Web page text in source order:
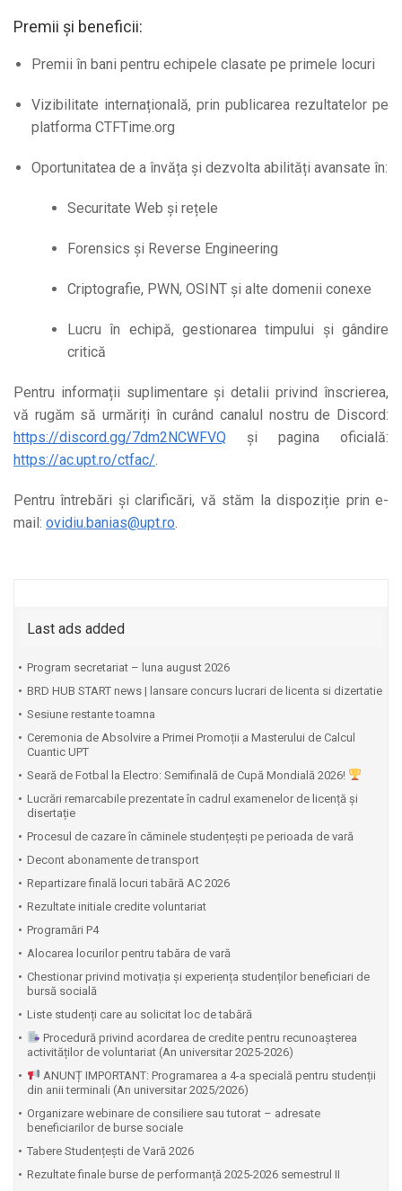
Premii și beneficii:
Premii în bani pentru echipele clasate pe primele locuri
Vizibilitate internațională, prin publicarea rezultatelor pe
platforma CTFTime.org
Oportunitatea de a învăța și dezvolta abilități avansate în:
Securitate Web și rețele
Forensics și Reverse Engineering
Criptografie, PWN, OSINT și alte domenii conexe
Lucru în echipă, gestionarea timpului și gândire
critică
Pentru informații suplimentare și detalii privind înscrierea,
vă rugăm să urmăriți în curând canalul nostru de Discord:
https://discord.gg/7dm2NCWFVQ și pagina oficială:
https://ac.upt.ro/ctfac/
Pentru întrebări și clarificări, vă stăm la dispoziție prin e-
mail: ovidiu.banias@upt.ro
Last ads added
Program secretariat – luna august 2026
BRD HUB START news | lansare concurs lucrari de licenta si dizertatie
Sesiune restante toamna
Ceremonia de Absolvire a Primei Promoții a Masterului de Calcul
Cuantic UPT
⁠Seară de Fotbal la Electro: Semifinală de Cupă Mondială 2026!
Lucrări remarcabile prezentate în cadrul examenelor de licență și
disertație
Procesul de cazare în căminele studențești pe perioada de vară
Decont abonamente de transport
Repartizare finală locuri tabără AC 2026
Rezultate initiale credite voluntariat
Programări P4
Alocarea locurilor pentru tabăra de vară
Chestionar privind motivația și experiența studenților beneficiari de
bursă socială
Liste studenți care au solicitat loc de tabără
Procedură privind acordarea de credite pentru recunoașterea
activităților de voluntariat (An universitar 2025-2026)
ANUNȚ IMPORTANT: Programarea a 4-a specială pentru studenții
din anii terminali (An universitar 2025/2026)
Organizare webinare de consiliere sau tutorat – adresate
beneficiarilor de burse sociale
Tabere Studențești de Vară 2026
Rezultate finale burse de performanță 2025-2026 semestrul II